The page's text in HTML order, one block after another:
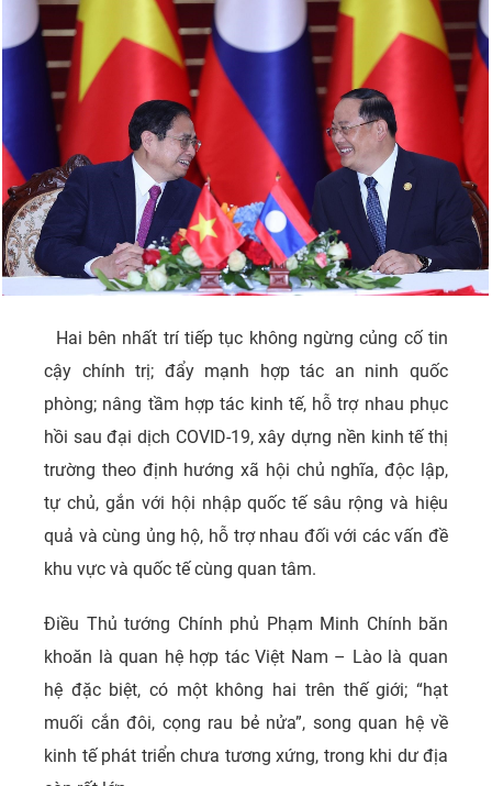
Hai bên nhất trí tiếp tục không ngừng củng cố tin
cậy chính trị; đẩy mạnh hợp tác an ninh quốc
phòng; nâng tầm hợp tác kinh tế, hỗ trợ nhau phục
hồi sau đại dịch COVID-19, xây dựng nền kinh tế thị
trường theo định hướng xã hội chủ nghĩa, độc lập,
tự chủ, gắn với hội nhập quốc tế sâu rộng và hiệu
quả và cùng ủng hộ, hỗ trợ nhau đối với các vấn đề
khu vực và quốc tế cùng quan tâm.
Điều Thủ tướng Chính phủ Phạm Minh Chính băn
khoăn là quan hệ hợp tác Việt Nam – Lào là quan
hệ đặc biệt, có một không hai trên thế giới; “hạt
muối cắn đôi, cọng rau bẻ nửa”, song quan hệ về
kinh tế phát triển chưa tương xứng, trong khi dư địa